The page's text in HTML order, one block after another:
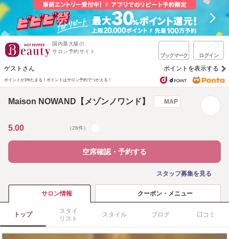
国内最大級の
サロン予約サイト
ブックマーク ログイン
ゲストさん ポイントを表示する
ポイントが1%たまる！ ポイントはサロン予約でつかえる！
Maison NOWAND【メゾンノワンド】 MAP
5.00 （28件）
空席確認・予約する
スタッフ募集を見る
サロン情報 クーポン・メニュー
トップ
スタイ
リスト
スタイル ブログ 口コミ